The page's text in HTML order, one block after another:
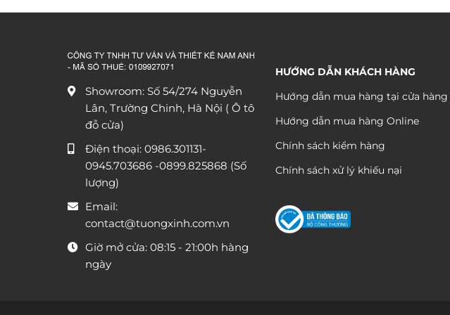
790.000 ₫ 950.000 ₫
Showroom: Số 54/274 Nguyễn
Lân, Trường Chinh, Hà Nội ( Ô tô
đỗ cửa)
Điện thoại: 0986.301131-
0945.703686 -0899.825868 (Số
lượng)
Email:
contact@tuongxinh.com.vn
Giờ mở cửa: 08:15 - 21:00h hàng
ngày
HƯỚNG DẪN KHÁCH HÀNG
Hướng dẫn mua hàng tại cửa hàng
Hướng dẫn mua hàng Online
Chính sách kiểm hàng
Chính sách xử lý khiếu nại